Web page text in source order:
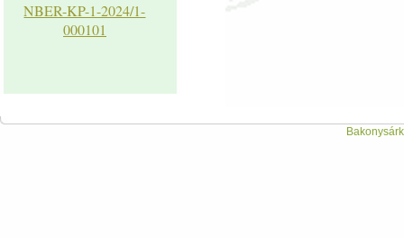
NBER-KP-1-2024/1-
000101